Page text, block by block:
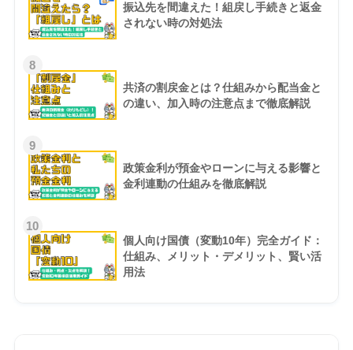
振込先を間違えた！組戻し手続きと返金
されない時の対処法
8
共済の割戻金とは？仕組みから配当金と
の違い、加入時の注意点まで徹底解説
9
政策金利が預金やローンに与える影響と
金利連動の仕組みを徹底解説
10
個人向け国債（変動10年）完全ガイド：
仕組み、メリット・デメリット、賢い活
用法